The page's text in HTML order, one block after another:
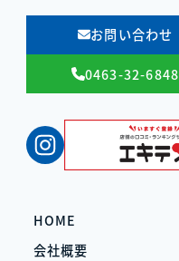
お問い合わせ
0463-32-6848
Instagram
HOME
会社概要